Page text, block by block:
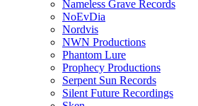
Nameless Grave Records
NoEvDia
Nordvis
NWN Productions
Phantom Lure
Prophecy Productions
Serpent Sun Records
Silent Future Recordings